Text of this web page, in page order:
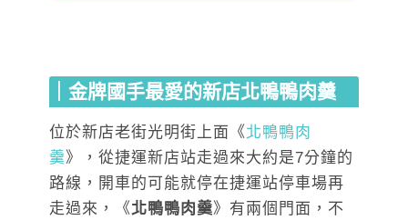
｜金牌國手最愛的新店北鴨鴨肉羹
位於新店老街光明街上面《北鴨鴨肉
羹》，從捷運新店站走過來大約是7分鐘的
路線，開車的可能就停在捷運站停車場再
走過來，《北鴨鴨肉羹》有兩個門面，不